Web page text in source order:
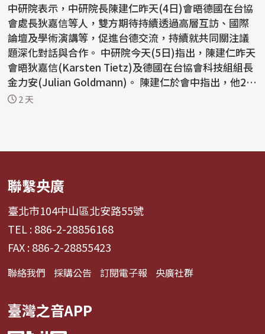
中研院表示，中研院長陳建仁昨天(4日)會晤德國在台協
會處長狄嘉信等人，雙方期待持續透過高層互訪、國際
論壇及學術演講等，促進台德交流，持續就共同關注議
題深化對話與合作。 中研院今天(5日)指出，陳建仁昨天
會晤狄嘉信(Karsten Tietz)及德國在台協會科技組組長
金力安(Julian Goldmann)。 陳建仁於會中指出，他2
0...2 天
聯繫央廣
臺北市104中山區北安路55號
TEL : 886-2-28856168
FAX : 886-2-28855423
聯絡我們 採購公告 訂閱電子報 央廣社群
臺灣之音APP